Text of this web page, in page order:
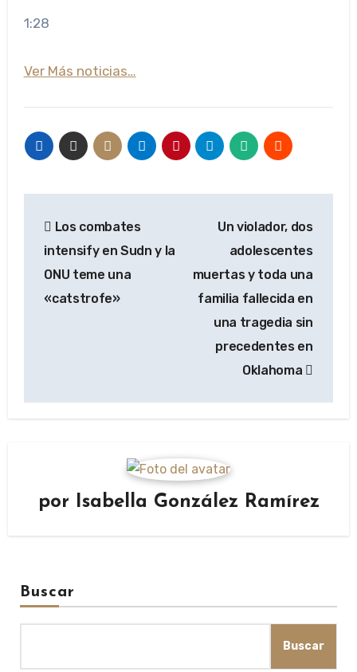
1:28
Ver Más noticias…
de
entradas
Los combates
intensify en Sudn y la
ONU teme una
«catstrofe»
Un violador, dos
adolescentes
muertas y toda una
familia fallecida en
una tragedia sin
precedentes en
Oklahoma
por Isabella González Ramírez
Buscar
Buscar